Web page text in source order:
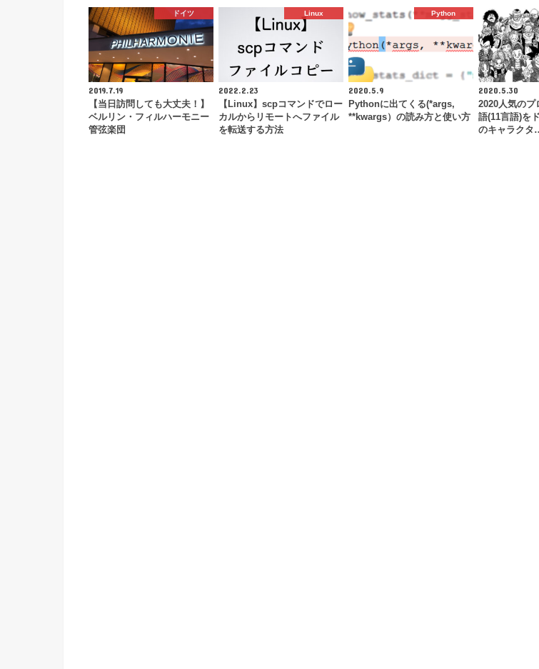
ドイツ
2019.7.19
【当日訪問しても大丈夫！】
ベルリン・フィルハーモニー
管弦楽団
Linux
2022.2.23
【Linux】scpコマンドでロー
カルからリモートへファイル
を転送する方法
Python
2020.5.9
Pythonに出てくる(*args,
**kwargs）の読み方と使い方
2020.5.30
2020人気のプ
語(11言語)を
のキャラクタ